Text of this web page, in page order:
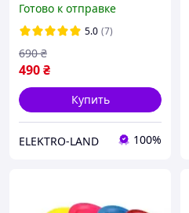
Машинка для
консервации, закачки
банок, с подшипником,
МЗА Продмаш
Готово к отправке
5.0 (7)
490₴
690 ₴
Купить
ELEKTRO-LAND 100%